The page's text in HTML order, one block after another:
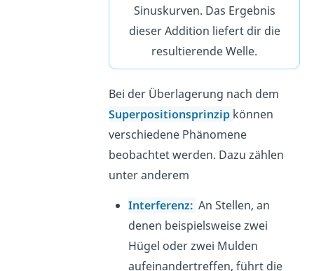
Sinuskurven. Das Ergebnis
dieser Addition liefert dir die
resultierende Welle.
Bei der Überlagerung nach dem
Superpositionsprinzip können
verschiedene Phänomene
beobachtet werden. Dazu zählen
unter anderem
Interferenz: An Stellen, an
denen beispielsweise zwei
Hügel oder zwei Mulden
aufeinandertreffen, führt die